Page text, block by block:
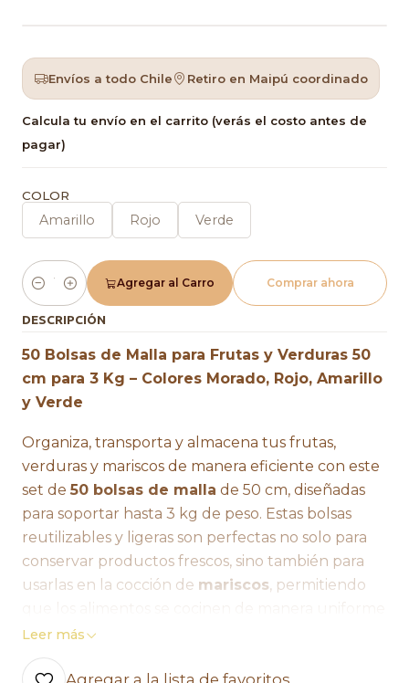
Envíos a todo Chile Retiro en Maipú coordinado
Calcula tu envío en el carrito (verás el costo antes de
pagar)
COLOR
Amarillo Rojo Verde
Cantidad
Agregar al Carro Comprar ahora
DESCRIPCIÓN
50 Bolsas de Malla para Frutas y Verduras 50
cm para 3 Kg – Colores Morado, Rojo, Amarillo
y Verde
Organiza, transporta y almacena tus frutas,
verduras y mariscos de manera eficiente con este
set de 50 bolsas de malla de 50 cm, diseñadas
para soportar hasta 3 kg de peso. Estas bolsas
reutilizables y ligeras son perfectas no solo para
conservar productos frescos, sino también para
usarlas en la cocción de mariscos, permitiendo
sin que se dispersen en el agua. Disponibles en
cuatro colores vibrantes
Leer más